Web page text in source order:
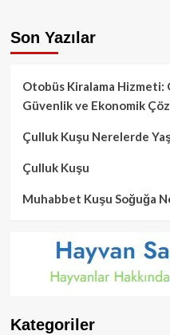
Son Yazılar
Otobüs Kiralama
Güvenlik ve Ekonomik
Çulluk Kuşu Nerelerde
Çulluk Kuşu
Muhabbet Kuşu Soğuğa
Kategoriler